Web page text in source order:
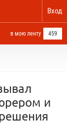
Вход
в мою ленту 459
и